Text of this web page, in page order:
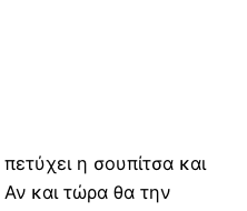
πετύχει η σουπίτσα και
και τώρα θα την